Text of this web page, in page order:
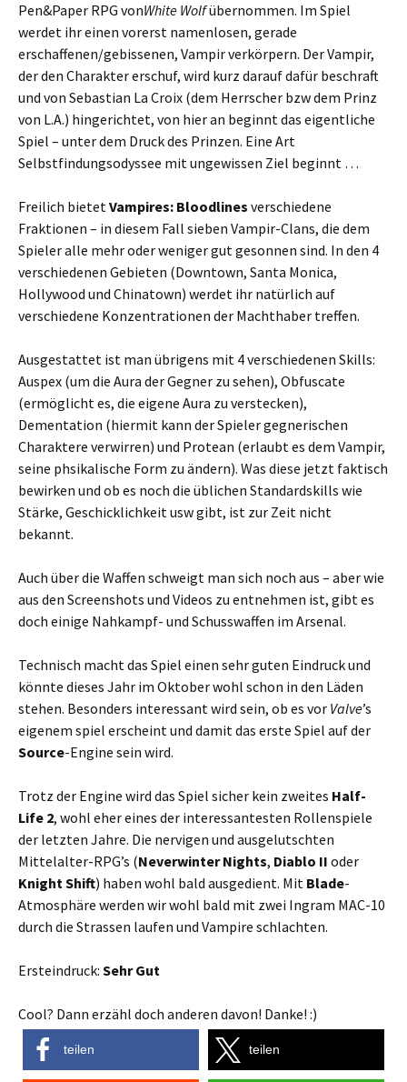
Pen&Paper RPG vonWhite Wolfübernommen. Im Spiel
werdet ihr einen vorerst namenlosen, gerade
erschaffenen/gebissenen, Vampir verkörpern. Der Vampir,
der den Charakter erschuf, wird kurz darauf dafür beschraft
und von Sebastian La Croix (dem Herrscher bzw dem Prinz
von L.A.) hingerichtet, von hier an beginnt das eigentliche
Spiel – unter dem Druck des Prinzen. Eine Art
Selbstfindungsodyssee mit ungewissen Ziel beginnt …
Freilich bietetVampires: Bloodlines verschiedene
Fraktionen – in diesem Fall sieben Vampir-Clans, die dem
Spieler alle mehr oder weniger gut gesonnen sind. In den 4
verschiedenen Gebieten (Downtown, Santa Monica,
Hollywood und Chinatown) werdet ihr natürlich auf
verschiedene Konzentrationen der Machthaber treffen.
Ausgestattet ist man übrigens mit 4 verschiedenen Skills:
Auspex (um die Aura der Gegner zu sehen), Obfuscate
(ermöglicht es, die eigene Aura zu verstecken),
Dementation (hiermit kann der Spieler gegnerischen
Charaktere verwirren) und Protean (erlaubt es dem Vampir,
seine phsikalische Form zu ändern). Was diese jetzt faktisch
bewirken und ob es noch die üblichen Standardskills wie
Stärke, Geschicklichkeit usw gibt, ist zur Zeit nicht
bekannt.
Auch über die Waffen schweigt man sich noch aus – aber wie
aus den Screenshots und Videos zu entnehmen ist, gibt es
doch einige Nahkampf- und Schusswaffen im Arsenal.
Technisch macht das Spiel einen sehr guten Eindruck und
könnte dieses Jahr im Oktober wohl schon in den Läden
stehen. Besonders interessant wird sein, ob es vor Valve’s
eigenem spiel erscheint und damit das erste Spiel auf der
Source-Engine sein wird.
Trotz der Engine wird das Spiel sicher kein zweites Half-
Life 2, wohl eher eines der interessantesten Rollenspiele
der letzten Jahre. Die nervigen und ausgelutschten
Mittelalter-RPG’s (Neverwinter Nights, Diablo II oder
Knight Shift) haben wohl bald ausgedient. Mit Blade-
Atmosphäre werden wir wohl bald mit zwei Ingram MAC-10
durch die Strassen laufen und Vampire schlachten.
Ersteindruck: Sehr Gut
Cool? Dann erzähl doch anderen davon! Danke! :)
teilen teilen